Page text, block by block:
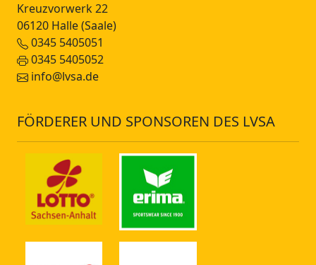
Kreuzvorwerk 22
06120 Halle (Saale)
0345 5405051
0345 5405052
info@lvsa.de
FÖRDERER UND SPONSOREN DES LVSA